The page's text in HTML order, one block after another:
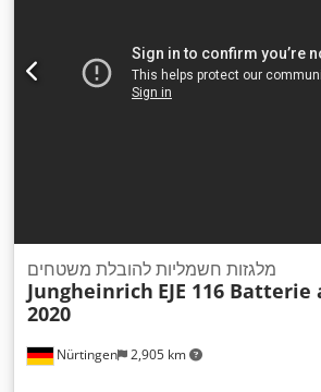
Nürtingen 2,905 km
מלגזות חשמליות להובלת משטחים
Jungheinrich EJE 116 Batterie
2020